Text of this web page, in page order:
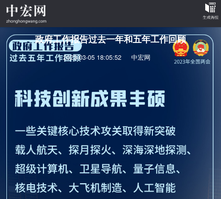
政府工作报告过去一年和五年工作回顾
2023-03-05 18:05:52 中宏网